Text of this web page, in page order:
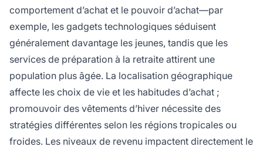
comportement d’achat et le pouvoir d’achat—par
exemple, les gadgets technologiques séduisent
généralement davantage les jeunes, tandis que les
services de préparation à la retraite attirent une
population plus âgée. La localisation géographique
affecte les choix de vie et les habitudes d’achat ;
promouvoir des vêtements d’hiver nécessite des
stratégies différentes selon les régions tropicales ou
froides. Les niveaux de revenu impactent directement le